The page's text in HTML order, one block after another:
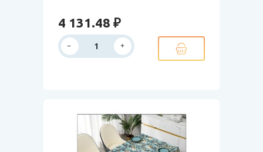
4 131.48 ₽